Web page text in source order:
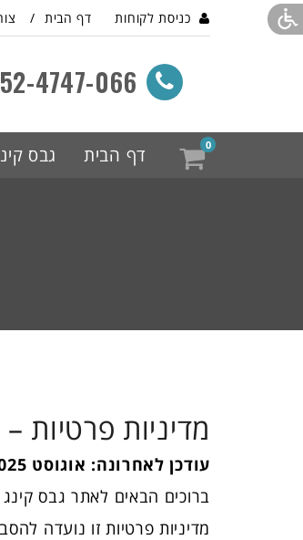
כניסת לקוחות דף הבית
4747-066
דף הבית גבס 0
מדיניות פרטיות
עודכן לאחרונה: אוגוסט 2025
ברוכים הבאים לאתר גבס
מדיניות פרטיות זו נועדה